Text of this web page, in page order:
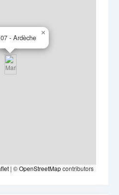
- Ardèche
×
| ©OpenStreetMapcontributors